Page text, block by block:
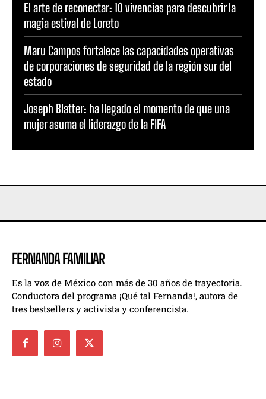
El arte de reconectar: 10 vivencias para descubrir la
magia estival de Loreto
Maru Campos fortalece las capacidades operativas
de corporaciones de seguridad de la región sur del
estado
Joseph Blatter: ha llegado el momento de que una
mujer asuma el liderazgo de la FIFA
FERNANDA FAMILIAR
Es la voz de México con más de 30 años de trayectoria.
Conductora del programa ¡Qué tal Fernanda!, autora de
tres bestsellers y activista y conferencista.